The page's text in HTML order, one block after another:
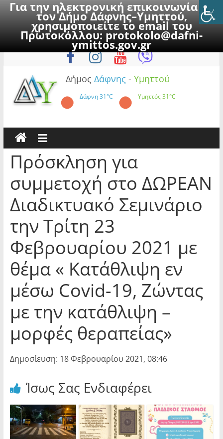
Για την ηλεκτρονική επικοινωνία με
τον Δήμο Δάφνης–Υμηττού,
χρησιμοποιείτε το email του
Πρωτοκόλλου:protokolo@dafni-
ymittos.gov.gr
to
Δευτέρα, 10 Αυγούστου 2026
Δήμος Δάφνης - Υμηττού
Δάφνη31°C Υμηττός31°C
Πρόσκληση για
συμμετοχή στο ΔΩΡΕΑΝ
Διαδικτυακό Σεμινάριο
την Τρίτη 23
Φεβρουαρίου 2021 με
θέμα « Κατάθλιψη εν
μέσω Covid-19, Ζώντας
με την κατάθλιψη –
μορφές θεραπείας»
Δημοσίευση: 18 Φεβρουαρίου 2021, 08:46
Ίσως Σας Ενδιαφέρει